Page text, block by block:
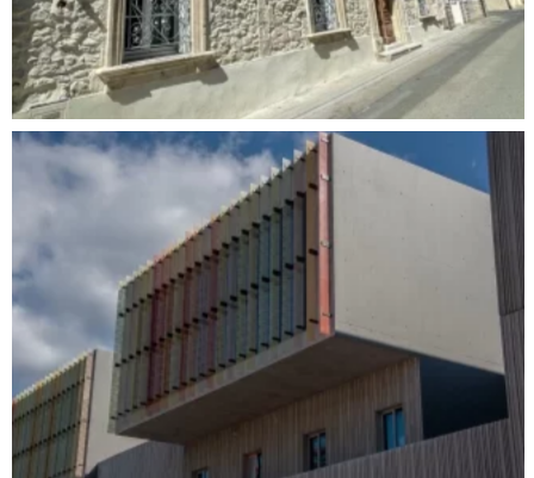
RAVALEMENT DES FAÇADES D’UNE MAISON À
VERGÈZE
Peinture & Décoration,